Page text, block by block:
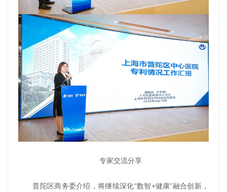
专家交流分享
普陀区商务委介绍，将继续深化“数智+健康”融合创新，